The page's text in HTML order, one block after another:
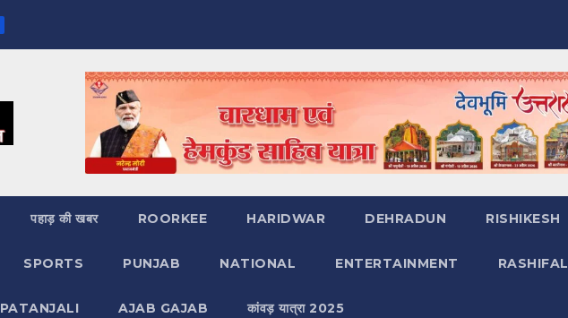
पहाड़ की खबर ROORKEE HARIDWAR DEHRADUN RISHIKESH
SPORTS PUNJAB NATIONAL ENTERTAINMENT RASHIFAL
PATANJALI AJAB GAJAB कांवड़ यात्रा 2025